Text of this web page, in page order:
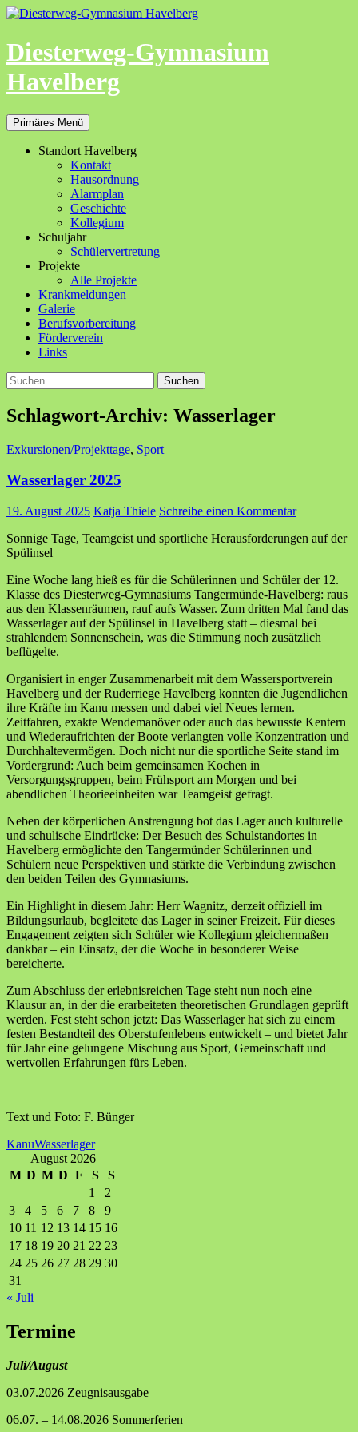
Zum
springen
Diesterweg-Gymnasium
Havelberg
Suchen
Primäres Menü
Standort Havelberg
Kontakt
Hausordnung
Alarmplan
Geschichte
Kollegium
Schuljahr
Schülervertretung
Projekte
Alle Projekte
Krankmeldungen
Galerie
Berufsvorbereitung
Förderverein
Links
Suchen
nach:
Schlagwort-Archiv: Wasserlager
Exkursionen/Projekttage, Sport
Wasserlager 2025
19. August 2025 Katja Thiele Schreibe einen Kommentar
Sonnige Tage, Teamgeist und sportliche Herausforderungen auf der
Spülinsel
Eine Woche lang hieß es für die Schülerinnen und Schüler der 12.
Klasse des Diesterweg-Gymnasiums Tangermünde-Havelberg: raus
aus den Klassenräumen, rauf aufs Wasser. Zum dritten Mal fand das
Wasserlager auf der Spülinsel in Havelberg statt – diesmal bei
strahlendem Sonnenschein, was die Stimmung noch zusätzlich
beflügelte.
Organisiert in enger Zusammenarbeit mit dem Wassersportverein
Havelberg und der Ruderriege Havelberg konnten die Jugendlichen
ihre Kräfte im Kanu messen und dabei viel Neues lernen.
Zeitfahren, exakte Wendemanöver oder auch das bewusste Kentern
und Wiederaufrichten der Boote verlangten volle Konzentration und
Durchhaltevermögen. Doch nicht nur die sportliche Seite stand im
Vordergrund: Auch beim gemeinsamen Kochen in
Versorgungsgruppen, beim Frühsport am Morgen und bei
abendlichen Theorieeinheiten war Teamgeist gefragt.
Neben der körperlichen Anstrengung bot das Lager auch kulturelle
und schulische Eindrücke: Der Besuch des Schulstandortes in
Havelberg ermöglichte den Tangermünder Schülerinnen und
Schülern neue Perspektiven und stärkte die Verbindung zwischen
den beiden Teilen des Gymnasiums.
Ein Highlight in diesem Jahr: Herr Wagnitz, derzeit offiziell im
Bildungsurlaub, begleitete das Lager in seiner Freizeit. Für dieses
Engagement zeigten sich Schüler wie Kollegium gleichermaßen
dankbar – ein Einsatz, der die Woche in besonderer Weise
bereicherte.
Zum Abschluss der erlebnisreichen Tage steht nun noch eine
Klausur an, in der die erarbeiteten theoretischen Grundlagen geprüft
werden. Fest steht schon jetzt: Das Wasserlager hat sich zu einem
festen Bestandteil des Oberstufenlebens entwickelt – und bietet Jahr
für Jahr eine gelungene Mischung aus Sport, Gemeinschaft und
wertvollen Erfahrungen fürs Leben.
Text und Foto: F. Bünger
KanuWasserlager
August 2026
M D M D F S
S
1
2
3
4 5 6 7 8
9
10 11 12 13 14 15 16
17 18 19 20 21 22 23
24 25 26 27 28 29 30
31
« Juli
Termine
Juli/August
03.07.2026 Zeugnisausgabe
06.07. – 14.08.2026 Sommerferien